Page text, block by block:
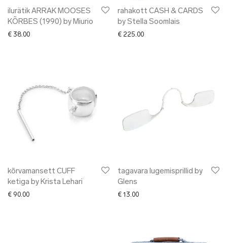
ilurätik ARRAK MOOSES
KÕRBES (1990) by Miurio
€ 38.00
rahakott CASH & CARDS
by Stella Soomlais
€ 225.00
kõrvamansett CUFF
ketiga by Krista Lehari
€ 90.00
tagavara lugemisprillid by
Glens
€ 13.00